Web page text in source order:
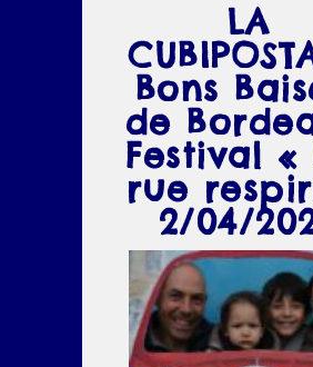
LA
Bons
de
Festival «
rue
2/04/